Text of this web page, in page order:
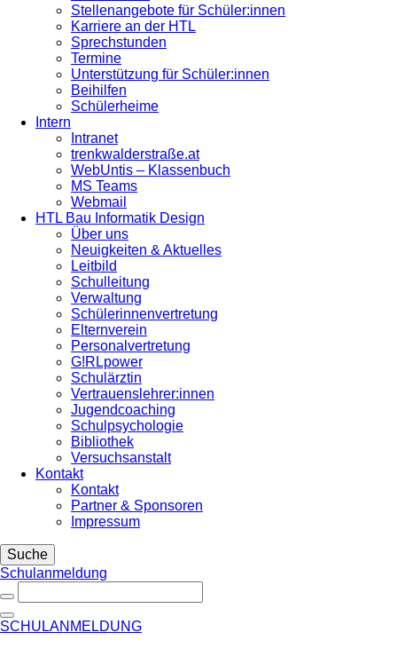
Stellenangebote für Schüler:innen
Karriere an der HTL
Sprechstunden
Termine
Unterstützung für Schüler:innen
Beihilfen
Schülerheime
Intern
Intranet
trenkwalderstraße.at
WebUntis – Klassenbuch
MS Teams
Webmail
HTL Bau Informatik Design
Über uns
Neuigkeiten & Aktuelles
Leitbild
Schulleitung
Verwaltung
Schülerinnenvertretung
Elternverein
Personalvertretung
G!RLpower
Schulärztin
Vertrauenslehrer:innen
Jugendcoaching
Schulpsychologie
Bibliothek
Versuchsanstalt
Kontakt
Kontakt
Partner & Sponsoren
Impressum
Suche
Schulanmeldung
SCHULANMELDUNG